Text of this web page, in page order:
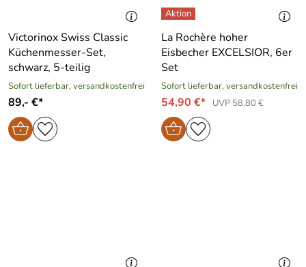
Victorinox Swiss Classic
Küchenmesser-Set,
schwarz, 5-teilig
Sofort lieferbar, versandkostenfrei
89,- €*
La Rochère hoher
Eisbecher EXCELSIOR, 6er
Set
Sofort lieferbar, versandkostenfrei
54,90 €* UVP 58,80 €